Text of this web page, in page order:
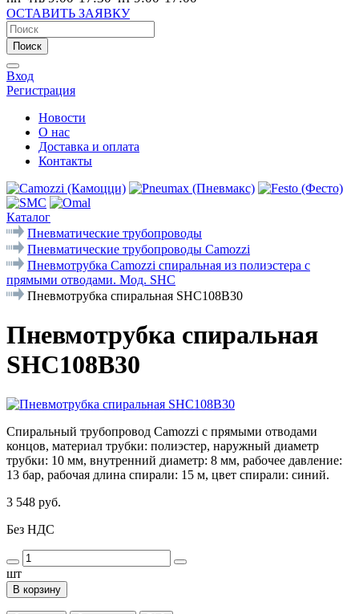
ОСТАВИТЬ ЗАЯВКУ
Поиск
Вход
Регистрация
Новости
О нас
Доставка и оплата
Контакты
Каталог
Пневматические трубопроводы
Пневматические трубопроводы Camozzi
Пневмотрубка Camozzi спиральная из полиэстера с
прямыми отводами. Мод. SHC
Пневмотрубка спиральная SHC108B30
Пневмотрубка спиральная
SHC108B30
Спиральный трубопровод Camozzi с прямыми отводами
концов, материал трубки: полиэстер, наружный диаметр
трубки: 10 мм, внутренний диаметр: 8 мм, рабочее давление:
13 бар, рабочая длина спирали: 15 м, цвет спирали: синий.
3 548 руб.
Без НДС
шт
В корзину